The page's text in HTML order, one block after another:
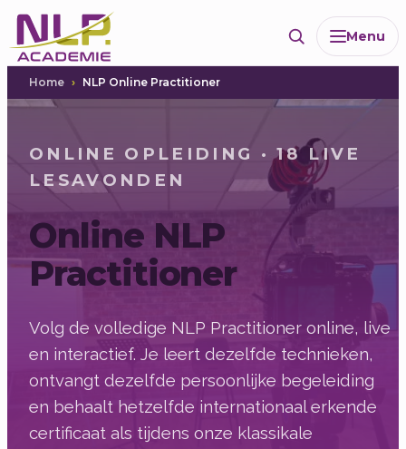
Ga
naar
de
inhoud
Menu
Home NLP Online Practitioner
ONLINE OPLEIDING · 18 LIVE
LESAVONDEN
Online NLP
Practitioner
Volg de volledige NLP Practitioner online, live
en interactief. Je leert dezelfde technieken,
ontvangt dezelfde persoonlijke begeleiding
en behaalt hetzelfde internationaal erkende
certificaat als tijdens onze klassikale